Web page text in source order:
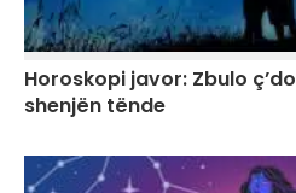
Horoskopi javor: Zbulo
shenjën tënde